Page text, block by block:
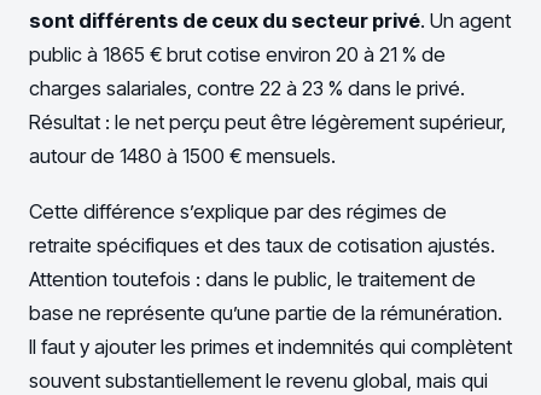
sont différents de ceux du secteur privé. Un agent
public à 1865 € brut cotise environ 20 à 21 % de
charges salariales, contre 22 à 23 % dans le privé.
Résultat : le net perçu peut être légèrement supérieur,
autour de 1480 à 1500 € mensuels.
Cette différence s’explique par des régimes de
retraite spécifiques et des taux de cotisation ajustés.
Attention toutefois : dans le public, le traitement de
base ne représente qu’une partie de la rémunération.
Il faut y ajouter les primes et indemnités qui complètent
souvent substantiellement le revenu global, mais qui